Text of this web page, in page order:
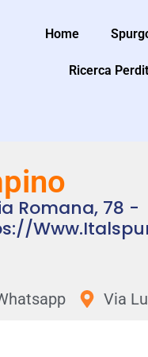
Home
Ricerca
Romana, 78
Via